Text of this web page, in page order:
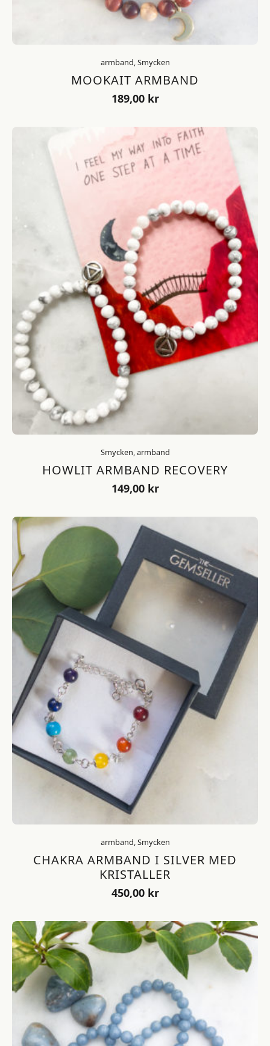
armband, Smycken
MOOKAIT ARMBAND
189,00 kr
Smycken, armband
HOWLIT ARMBAND RECOVERY
149,00 kr
armband, Smycken
CHAKRA ARMBAND I SILVER MED
KRISTALLER
450,00 kr